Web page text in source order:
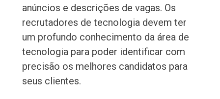
anúncios e descrições de vagas. Os
recrutadores de tecnologia devem ter
um profundo conhecimento da área de
tecnologia para poder identificar com
precisão os melhores candidatos para
seus clientes.